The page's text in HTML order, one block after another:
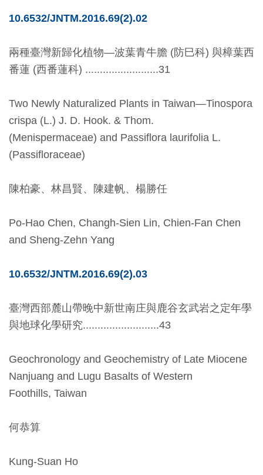
安
宣
告
放
宣
作
權
明
回
首
友
善
施
務
10.6532/JNTM.2016.69(2).02
兩種臺灣新歸化植物—波葉青牛膽 (防巳科) 與樟葉西
番蓮 (西番蓮科) .........................31
Two Newly Naturalized Plants in Taiwan—Tinospora
crispa (L.) J. D. Hook. & Thom.
(Menispermaceae) and Passiflora laurifolia L.
(Passifloraceae)
陳柏豪、林昌賢、陳建帆、楊勝任
Po-Hao Chen, Changh-Sien Lin, Chien-Fan Chen
and Sheng-Zehn Yang
10.6532/JNTM.2016.69(2).03
臺灣西部麓山帶晚中新世南庄與鹿谷玄武岩之定年學
與地球化學研究..........................43
Geochronology and Geochemistry of Late Miocene
Nanjuang and Lugu Basalts of Western
Foothills, Taiwan
何恭算
Kung-Suan Ho